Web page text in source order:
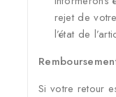
rejet de
l’état de
Si votre retour